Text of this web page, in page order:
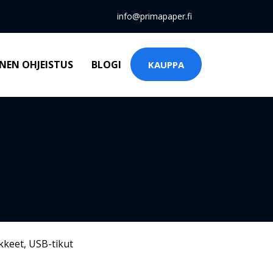
info@primapaper.fi
OHJEISTUS BLOGI KAUPPA
, USB-tikut